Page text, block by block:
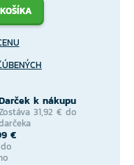
k nákupu
31,92 € do
€